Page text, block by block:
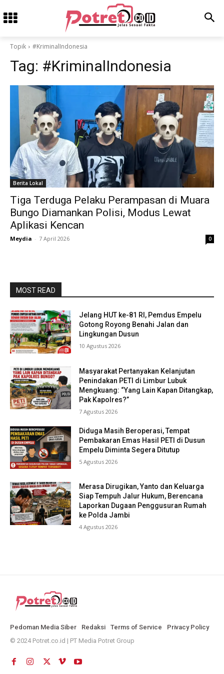
Topik #KriminalIndonesia
Tag: #KriminalIndonesia
Berita Lokal
Tiga Terduga Pelaku Perampasan di Muara
Bungo Diamankan Polisi, Modus Lewat
Aplikasi Kencan
Meydia - 7 April 2026 0
MOST READ
Jelang HUT ke-81 RI, Pemdus Empelu
Gotong Royong Benahi Jalan dan
Lingkungan Dusun
10 Agustus 2026
Masyarakat Pertanyakan Kelanjutan
Penindakan PETI di Limbur Lubuk
Mengkuang: “Yang Lain Kapan Ditangkap,
Pak Kapolres?”
7 Agustus 2026
Diduga Masih Beroperasi, Tempat
Pembakaran Emas Hasil PETI di Dusun
Empelu Diminta Segera Ditutup
5 Agustus 2026
Merasa Dirugikan, Yanto dan Keluarga
Siap Tempuh Jalur Hukum, Berencana
Laporkan Dugaan Penggusuran Rumah
ke Polda Jambi
4 Agustus 2026
Pedoman Media Siber Redaksi Terms of Service
Privacy Policy
© 2024 Potret.co.id | PT Media Potret Group